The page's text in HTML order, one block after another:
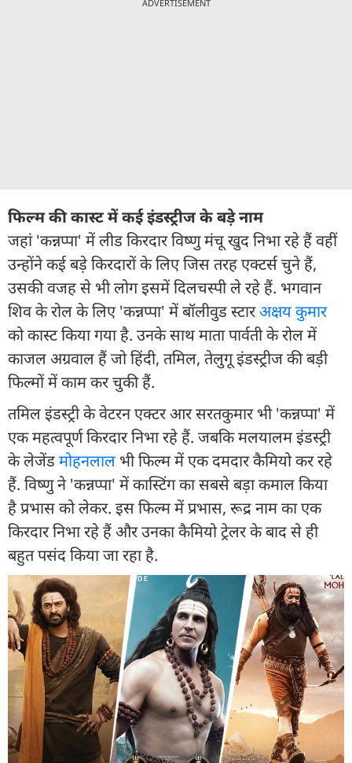
ADVERTISEMENT
फिल्म की कास्ट में कई इंडस्ट्रीज के बड़े नाम
जहां 'कन्नप्पा' में लीड किरदार विष्णु मंचू खुद निभा रहे हैं वहीं
उन्होंने कई बड़े किरदारों के लिए जिस तरह एक्टर्स चुने हैं,
उसकी वजह से भी लोग इसमें दिलचस्पी ले रहे हैं. भगवान
शिव के रोल के लिए 'कन्नप्पा' में बॉलीवुड स्टारअक्षय कुमार
को कास्ट किया गया है. उनके साथ माता पार्वती के रोल में
काजल अग्रवाल हैं जो हिंदी, तमिल, तेलुगू इंडस्ट्रीज की बड़ी
फिल्मों में काम कर चुकी हैं.
तमिल इंडस्ट्री के वेटरन एक्टर आर सरतकुमार भी 'कन्नप्पा' में
एक महत्वपूर्ण किरदार निभा रहे हैं. जबकि मलयालम इंडस्ट्री
के लेजेंडमोहनलाल भी फिल्म में एक दमदार कैमियो कर रहे
हैं. विष्णु ने 'कन्नप्पा' में कास्टिंग का सबसे बड़ा कमाल किया
है प्रभास को लेकर. इस फिल्म में प्रभास, रूद्र नाम का एक
किरदार निभा रहे हैं और उनका कैमियो ट्रेलर के बाद से ही
बहुत पसंद किया जा रहा है.